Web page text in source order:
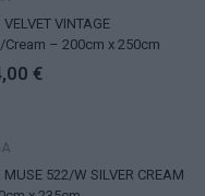
VINTAGE
Cream – 200cm x 250cm
€
MUSE 522/W SILVER CREAM